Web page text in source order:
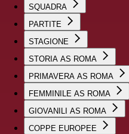
SQUADRA
PARTITE
STAGIONE
STORIA AS ROMA
PRIMAVERA AS ROMA
FEMMINILE AS ROMA
GIOVANILI AS ROMA
COPPE EUROPEE